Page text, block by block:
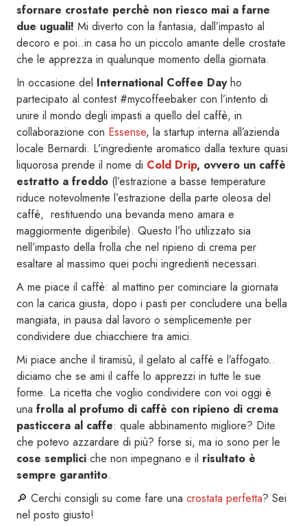
sfornare crostate perchè non riesco mai a farne
due uguali! Mi diverto con la fantasia, dall’impasto al
decoro e poi..in casa ho un piccolo amante delle crostate
che le apprezza in qualunque momento della giornata.
In occasione del International Coffee Dayho
partecipato al contest #mycoffeebaker con l’intento di
unire il mondo degli impasti a quello del caffè, in
collaborazione con Essense, la startup interna all’azienda
locale Bernardi. L’ingrediente aromatico dalla texture quasi
liquorosa prende il nome di Cold Drip, ovvero un caffè
estratto a freddo (l’estrazione a basse temperature
riduce notevolmente l’estrazione della parte oleosa del
caffè, restituendo una bevanda meno amara e
maggiormente digeribile). Questo l’ho utilizzato sia
nell’impasto della frolla che nel ripieno di crema per
esaltare al massimo quei pochi ingredienti necessari.
A me piace il caffè: al mattino per cominciare la giornata
con la carica giusta, dopo i pasti per concludere una bella
mangiata, in pausa dal lavoro o semplicemente per
condividere due chiacchiere tra amici.
Mi piace anche il tiramisù, il gelato al caffè e l’affogato..
diciamo che se ami il caffe lo apprezzi in tutte le sue
forme. La ricetta che voglio condividere con voi oggi è
una frolla al profumo di caffè con ripieno di crema
pasticcera al caffe: quale abbinamento migliore? Dite
che potevo azzardare di più? forse si, ma io sono per le
cose semplici che non impegnano e il risultato è
sempre garantito.
🔎 Cerchi consigli su come fare una crostata perfetta? Sei
nel posto giusto!